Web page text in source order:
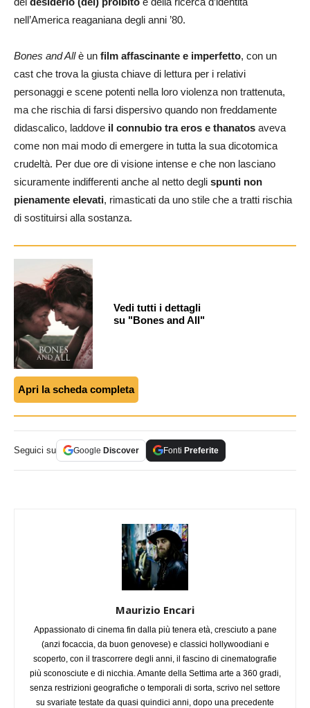
nell’America reaganiana degli anni ’80.
Bones and Allè un film affascinante e imperfetto, con un
cast che trova la giusta chiave di lettura per i relativi
personaggi e scene potenti nella loro violenza non trattenuta,
ma che rischia di farsi dispersivo quando non freddamente
didascalico, laddove il connubio tra eros e thanatos aveva
come non mai modo di emergere in tutta la sua dicotomica
crudeltà. Per due ore di visione intense e che non lasciano
sicuramente indifferenti anche al netto degli spunti non
pienamente elevati, rimasticati da uno stile che a tratti rischia
di sostituirsi alla sostanza.
Vedi tutti i dettagli
su "Bones and All"
Apri la scheda completa
Seguici su Google Discover Fonti Preferite
Maurizio Encari
Appassionato di cinema fin dalla più tenera età, cresciuto a pane
(anzi focaccia, da buon genovese) e classici hollywoodiani e
scoperto, con il trascorrere degli anni, il fascino di cinematografie
più sconosciute e di nicchia. Amante della Settima arte a 360 gradi,
senza restrizioni geografiche o temporali di sorta, scrivo nel settore
su svariate testate da quasi quindici anni, dopo una precedente